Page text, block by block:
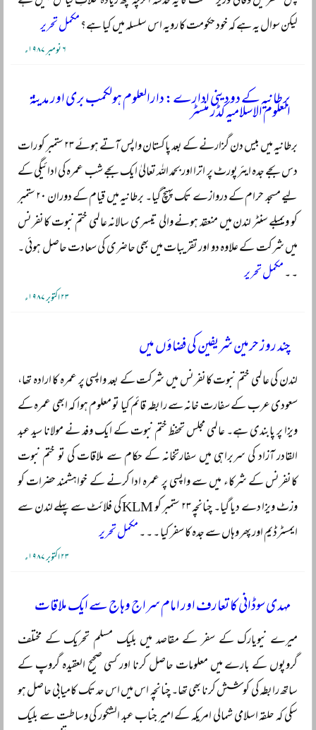
لیکن سوال یہ ہے کہ خود حکومت کا رویہ اس سلسلہ میں کیا ہے؟ مکمل تحریر
۶ نومبر ۱۹۸۷ء
برطانیہ کے دو دینی ادارے: دارالعلوم ہولکمب بری اور مدینۃ
العلوم الاسلامیہ کڈر منسٹر
برطانیہ میں بیس دن گزارنے کے بعد پاکستان واپس آتے ہوئے ۲۳ ستمبر کو رات
دس بجے جدہ ایئرپورٹ پر اترا اور بحمد اللہ تعالیٰ ایک بجے شب عمرہ کی ادائیگی کے
لیے مسجد حرام کے دروازے تک پہنچ گیا۔ برطانیہ میں قیام کے دوران ۲۰ ستمبر
کو ویمبلے سنٹر لندن میں منعقد ہونے والی تیسری سالانہ عالمی ختم نبوت کانفرنس
میں شرکت کے علاوہ دو اور تقریبات میں بھی حاضری کی سعادت حاصل ہوئی ۔
۔ ۔ مکمل تحریر
۲۳ اکتوبر ۱۹۸۷ء
چند روز حرمین شریفین کی فضاؤں میں
لندن کی عالمی ختم نبوت کانفرنس میں شرکت کے بعد واپسی پر عمرہ کا ارادہ تھا،
سعودی عرب کے سفارت خانہ سے رابطہ قائم کیا تو معلوم ہوا کہ ابھی عمرہ کے
ویزا پر پابندی ہے۔ عالمی مجلس تحفظ ختم نبوت کے ایک وفد نے مولانا سید عبد
القادر آزاد کی سربراہی میں سفارتخانہ کے حکام سے ملاقات کی تو ختم نبوت
کانفرنس کے شرکاء میں سے واپسی پر عمرہ ادا کرنے کے خواہشمند حضرات کو
وزٹ ویزا دے دیا گیا۔ چنانچہ ۲۳ ستمبر کو KLM کی فلائٹ سے پہلے لندن سے
ایمسٹرڈیم اور پھر وہاں سے جدہ کا سفر کیا ۔ ۔ ۔ مکمل تحریر
۲۳ اکتوبر ۱۹۸۷ء
مہدی سوڈانی کا تعارف اور امام سراج وہاج سے ایک ملاقات
میرے نیویارک کے سفر کے مقاصد میں بلیک مسلم تحریک کے مختلف
گروپوں کے بارے میں معلومات حاصل کرنا اور کسی صحیح العقیدہ گروپ کے
ساتھ رابطہ کی کوشش کرنا بھی تھا۔ چنانچہ اس میں اس حد تک کامیابی حاصل ہو
سکی کہ حلقہ اسلامی شمالی امریکہ کے امیر جناب عبد الشکور کی وساطت سے بلیک